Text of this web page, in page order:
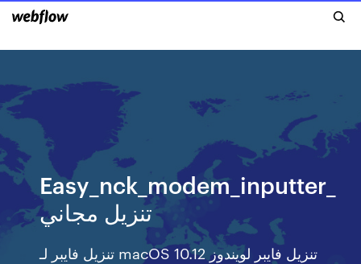
Easy_nck_modem_inputter_
تنزيل مجاني
تنزيل فايبر لـ macOS 10.12 تنزيل فايبر لويندوز